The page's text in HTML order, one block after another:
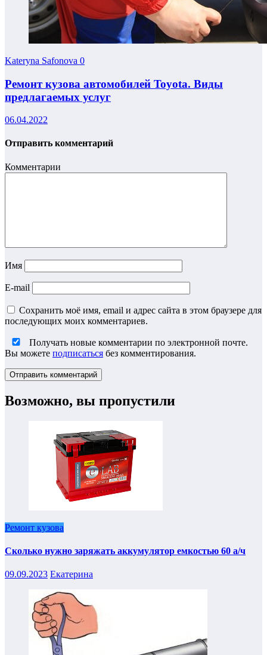
Kateryna Safonova 0
Ремонт кузова автомобилей Toyota. Виды
предлагаемых услуг
06.04.2022
Отправить комментарий
Комментарии
Имя
E-mail
Сохранить моё имя, email и адрес сайта в этом браузере для
последующих моих комментариев.
Получать новые комментарии по электронной почте.
Вы можете подписаться без комментирования.
Возможно, вы пропустили
Ремонт кузова
Сколько нужно заряжать аккумулятор емкостью 60 а/ч
09.09.2023 Екатерина